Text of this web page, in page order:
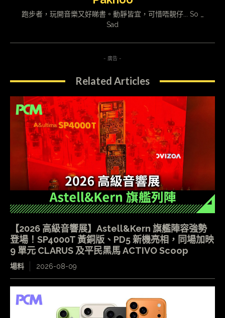
跑步者，玩開音樂又好睇書。動靜皆宜，可惜唔靚仔... So _
Sad
- 廣告 -
Related Articles
【2026 高級音響展】Astell&Kern 旗艦陣容強勢
登場！SP4000T 黃銅版、PD5 新機亮相，同場加映
9 單元 CLARUS 及平民黑馬 ACTIVO Scoop
場料 2026-08-09